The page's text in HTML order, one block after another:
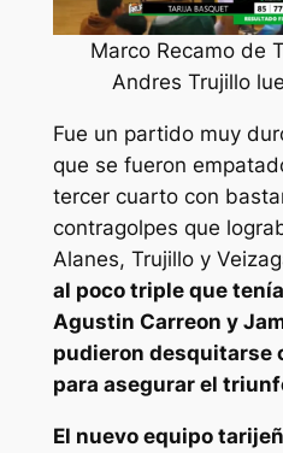
Marco Recamo de
Andres Trujillo
Fue un partido muy
que se fueron
tercer cuarto con
contragolpes que
Alanes, Trujillo y
al poco triple que
Agustin Carreon y
pudieron desquitarse
para asegurar el
El nuevo equipo